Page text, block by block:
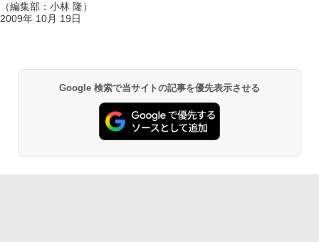
（編集部：小林 隆）
2009年 10月 19日
Google 検索で当サイトの記事を優先表示させる